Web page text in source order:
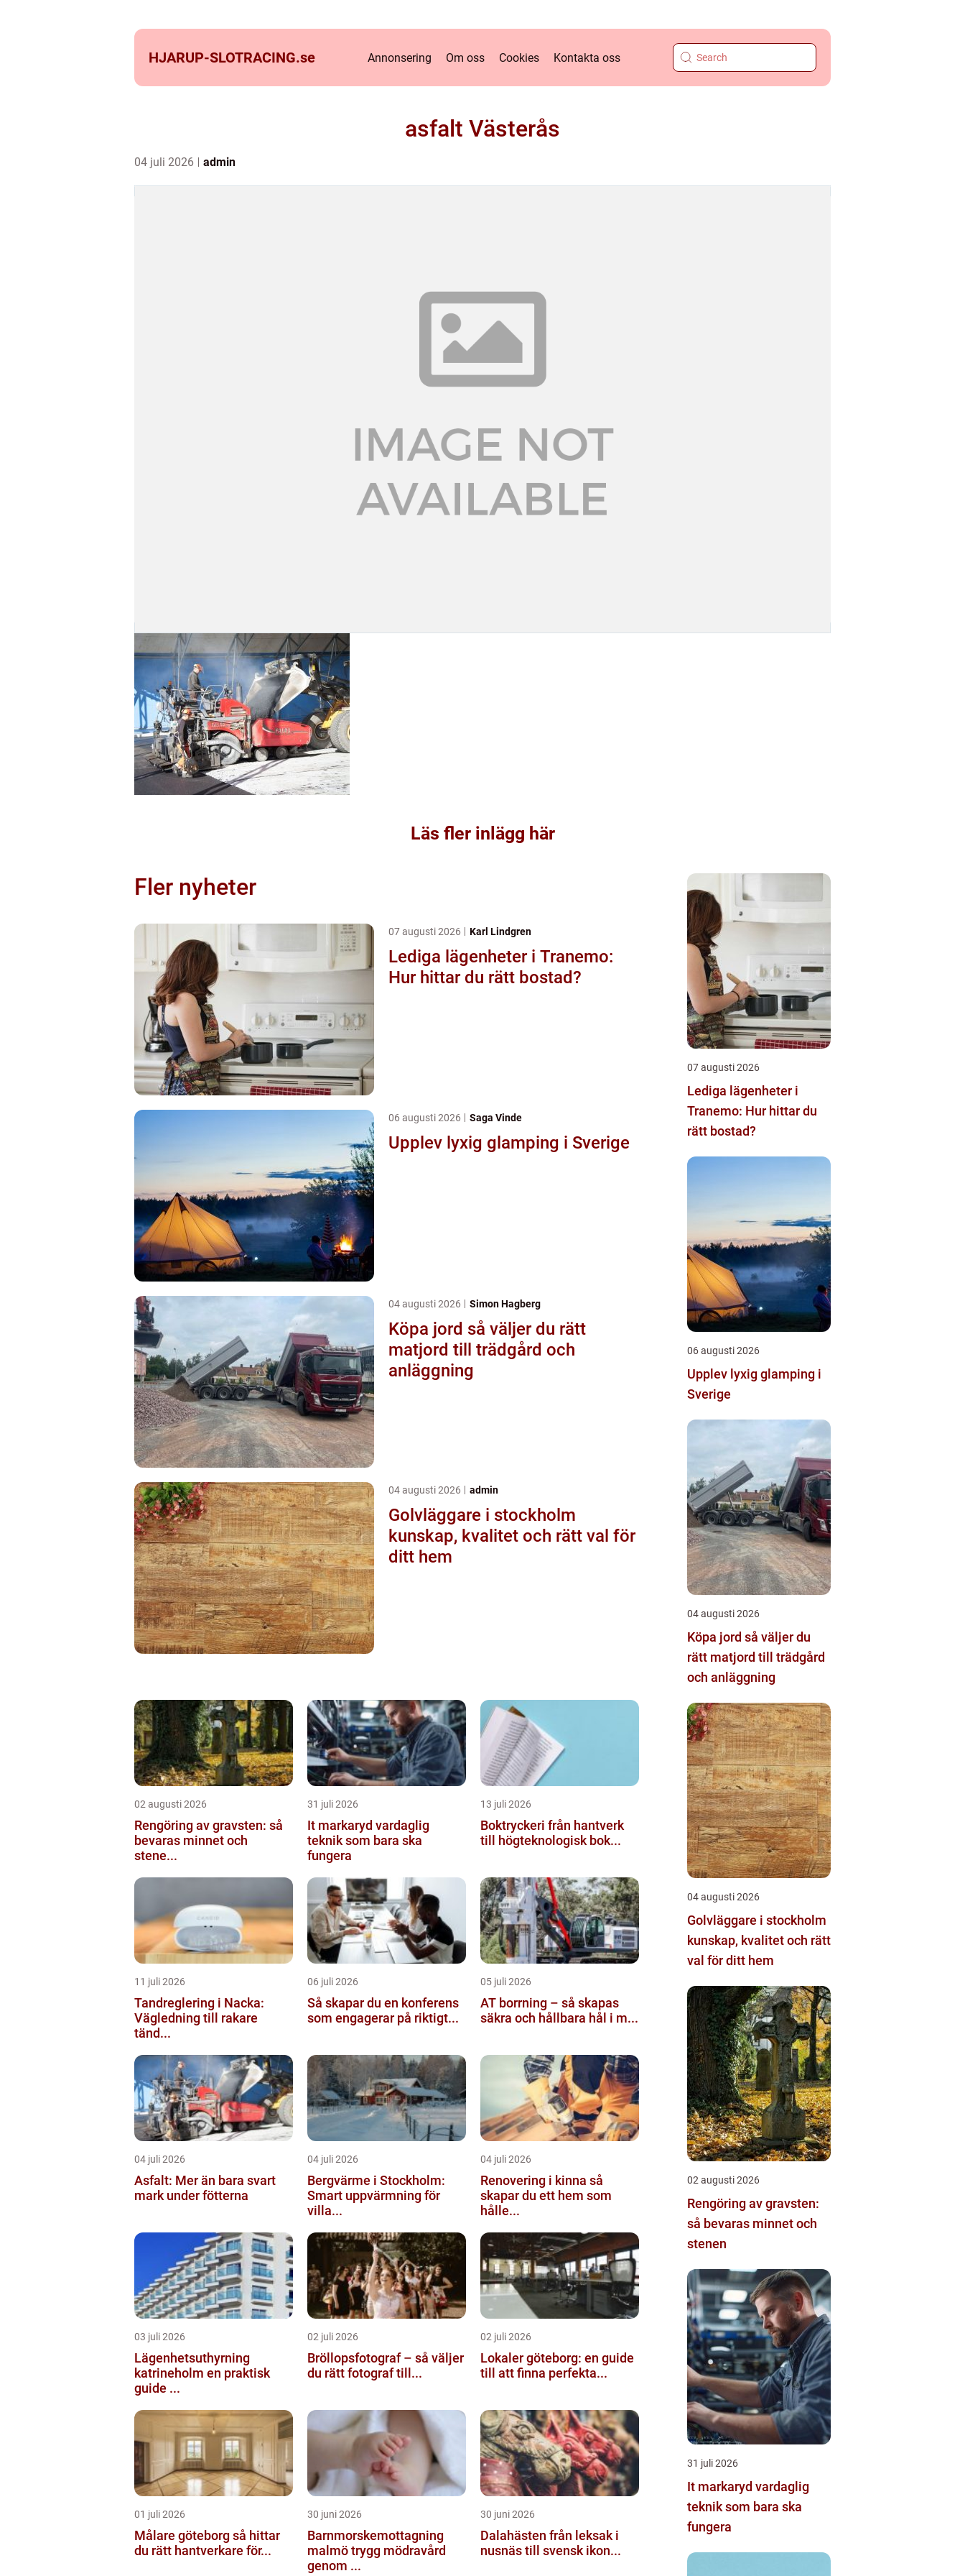
HJARUP-SLOTRACING.se Annonsering Om oss Cookies Kontakta oss
asfalt Västerås
04 juli 2026 admin
Läs fler inlägg här
Fler nyheter
07 augusti 2026 Karl Lindgren
Lediga lägenheter i Tranemo:
Hur hittar du rätt bostad?
06 augusti 2026 Saga Vinde
Upplev lyxig glamping i Sverige
04 augusti 2026 Simon Hagberg
Köpa jord så väljer du rätt
matjord till trädgård och
anläggning
04 augusti 2026 admin
Golvläggare i stockholm
kunskap, kvalitet och rätt val för
ditt hem
02 augusti 2026
Rengöring av gravsten: så
bevaras minnet och
stene...
31 juli 2026
It markaryd vardaglig
teknik som bara ska
fungera
13 juli 2026
Boktryckeri från hantverk
till högteknologisk bok...
11 juli 2026
Tandreglering i Nacka:
Vägledning till rakare
tänd...
06 juli 2026
Så skapar du en konferens
som engagerar på riktigt...
05 juli 2026
AT borrning – så skapas
säkra och hållbara hål i m...
04 juli 2026
Asfalt: Mer än bara svart
mark under fötterna
04 juli 2026
Bergvärme i Stockholm:
Smart uppvärmning för
villa...
04 juli 2026
Renovering i kinna så
skapar du ett hem som
hålle...
03 juli 2026
Lägenhetsuthyrning
katrineholm en praktisk
guide ...
02 juli 2026
Bröllopsfotograf – så väljer
du rätt fotograf till...
02 juli 2026
Lokaler göteborg: en guide
till att finna perfekta...
01 juli 2026
Målare göteborg så hittar
du rätt hantverkare för...
30 juni 2026
Barnmorskemottagning
malmö trygg mödravård
genom ...
30 juni 2026
Dalahästen från leksak i
nusnäs till svensk ikon...
07 augusti 2026
Lediga lägenheter i
Tranemo: Hur hittar du
rätt bostad?
06 augusti 2026
Upplev lyxig glamping i
Sverige
04 augusti 2026
Köpa jord så väljer du
rätt matjord till trädgård
och anläggning
04 augusti 2026
Golvläggare i stockholm
kunskap, kvalitet och rätt
val för ditt hem
02 augusti 2026
Rengöring av gravsten:
så bevaras minnet och
stenen
31 juli 2026
It markaryd vardaglig
teknik som bara ska
fungera